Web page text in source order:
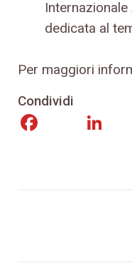
Internazionale
dedicata al
Per maggiori
Condividi
Facebook